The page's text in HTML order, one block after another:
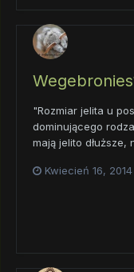
"Rozmiar jelita u
dominującego
mają jelito dłuższe,
Kwiecień 16, 2014